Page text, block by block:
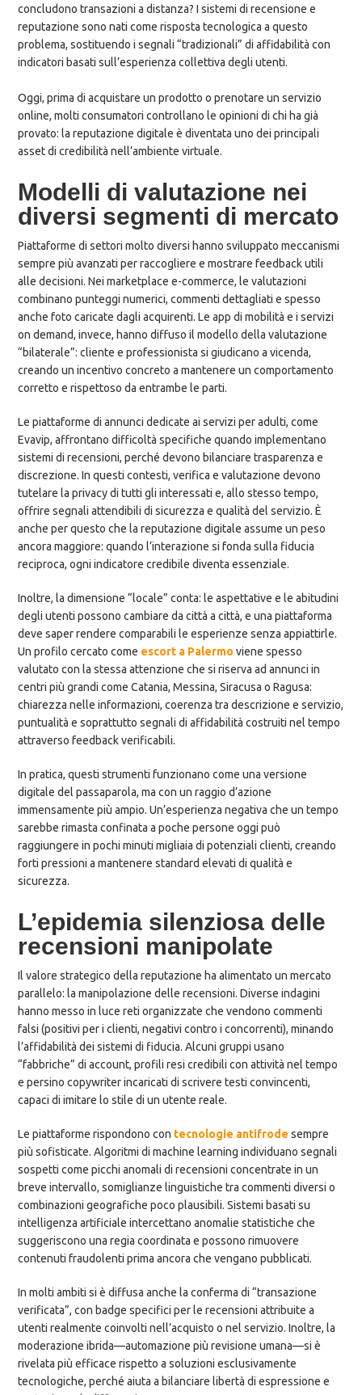
concludono transazioni a distanza? I sistemi di recensione e
reputazione sono nati come risposta tecnologica a questo
problema, sostituendo i segnali “tradizionali” di affidabilità con
indicatori basati sull’esperienza collettiva degli utenti.
Oggi, prima di acquistare un prodotto o prenotare un servizio
online, molti consumatori controllano le opinioni di chi ha già
provato: la reputazione digitale è diventata uno dei principali
asset di credibilità nell’ambiente virtuale.
Modelli di valutazione nei
diversi segmenti di mercato
Piattaforme di settori molto diversi hanno sviluppato meccanismi
sempre più avanzati per raccogliere e mostrare feedback utili
alle decisioni. Nei marketplace e-commerce, le valutazioni
combinano punteggi numerici, commenti dettagliati e spesso
anche foto caricate dagli acquirenti. Le app di mobilità e i servizi
on demand, invece, hanno diffuso il modello della valutazione
“bilaterale”: cliente e professionista si giudicano a vicenda,
creando un incentivo concreto a mantenere un comportamento
corretto e rispettoso da entrambe le parti.
Le piattaforme di annunci dedicate ai servizi per adulti, come
Evavip, affrontano difficoltà specifiche quando implementano
sistemi di recensioni, perché devono bilanciare trasparenza e
discrezione. In questi contesti, verifica e valutazione devono
tutelare la privacy di tutti gli interessati e, allo stesso tempo,
offrire segnali attendibili di sicurezza e qualità del servizio. È
anche per questo che la reputazione digitale assume un peso
ancora maggiore: quando l’interazione si fonda sulla fiducia
reciproca, ogni indicatore credibile diventa essenziale.
Inoltre, la dimensione “locale” conta: le aspettative e le abitudini
degli utenti possono cambiare da città a città, e una piattaforma
deve saper rendere comparabili le esperienze senza appiattirle.
Un profilo cercato come escort a Palermo viene spesso
valutato con la stessa attenzione che si riserva ad annunci in
centri più grandi come Catania, Messina, Siracusa o Ragusa:
chiarezza nelle informazioni, coerenza tra descrizione e servizio,
puntualità e soprattutto segnali di affidabilità costruiti nel tempo
attraverso feedback verificabili.
In pratica, questi strumenti funzionano come una versione
digitale del passaparola, ma con un raggio d’azione
immensamente più ampio. Un’esperienza negativa che un tempo
sarebbe rimasta confinata a poche persone oggi può
raggiungere in pochi minuti migliaia di potenziali clienti, creando
forti pressioni a mantenere standard elevati di qualità e
sicurezza.
L’epidemia silenziosa delle
recensioni manipolate
Il valore strategico della reputazione ha alimentato un mercato
parallelo: la manipolazione delle recensioni. Diverse indagini
hanno messo in luce reti organizzate che vendono commenti
falsi (positivi per i clienti, negativi contro i concorrenti), minando
l’affidabilità dei sistemi di fiducia. Alcuni gruppi usano
“fabbriche” di account, profili resi credibili con attività nel tempo
e persino copywriter incaricati di scrivere testi convincenti,
capaci di imitare lo stile di un utente reale.
Le piattaforme rispondono con tecnologie antifrode sempre
più sofisticate. Algoritmi di machine learning individuano segnali
sospetti come picchi anomali di recensioni concentrate in un
breve intervallo, somiglianze linguistiche tra commenti diversi o
combinazioni geografiche poco plausibili. Sistemi basati su
intelligenza artificiale intercettano anomalie statistiche che
suggeriscono una regia coordinata e possono rimuovere
contenuti fraudolenti prima ancora che vengano pubblicati.
In molti ambiti si è diffusa anche la conferma di “transazione
verificata”, con badge specifici per le recensioni attribuite a
utenti realmente coinvolti nell’acquisto o nel servizio. Inoltre, la
moderazione ibrida—automazione più revisione umana—si è
rivelata più efficace rispetto a soluzioni esclusivamente
tecnologiche, perché aiuta a bilanciare libertà di espressione e